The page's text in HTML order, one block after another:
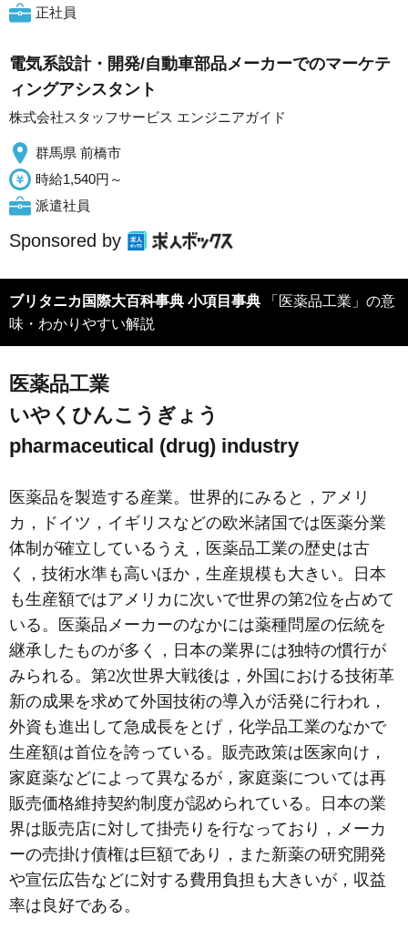
正社員
電気系設計・開発/自動車部品メーカーでのマーケテ
ィングアシスタント
株式会社スタッフサービス エンジニアガイド
群馬県 前橋市
時給1,540円～
派遣社員
Sponsored by
ブリタニカ国際大百科事典 小項目事典 「医薬品工業」の意
味・わかりやすい解説
医薬品工業
いやくひんこうぎょう
pharmaceutical (drug) industry
医薬品を製造する産業。世界的にみると，アメリ
カ，ドイツ，イギリスなどの欧米諸国では医薬分業
体制が確立しているうえ，医薬品工業の歴史は古
く，技術水準も高いほか，生産規模も大きい。日本
も生産額ではアメリカに次いで世界の第2位を占めて
いる。医薬品メーカーのなかには薬種問屋の伝統を
継承したものが多く，日本の業界には独特の慣行が
みられる。第2次世界大戦後は，外国における技術革
新の成果を求めて外国技術の導入が活発に行われ，
外資も進出して急成長をとげ，化学品工業のなかで
生産額は首位を誇っている。販売政策は医家向け，
家庭薬などによって異なるが，家庭薬については再
販売価格維持契約制度が認められている。日本の業
界は販売店に対して掛売りを行なっており，メーカ
ーの売掛け債権は巨額であり，また新薬の研究開発
や宣伝広告などに対する費用負担も大きいが，収益
率は良好である。